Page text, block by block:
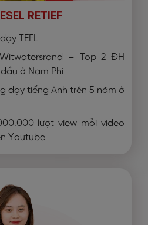
RETIEF
TEFL
– Top 2 ĐH
ở Nam Phi
dạy tiếng Anh trên 5 năm ở
lượt view mỗi video
Youtube